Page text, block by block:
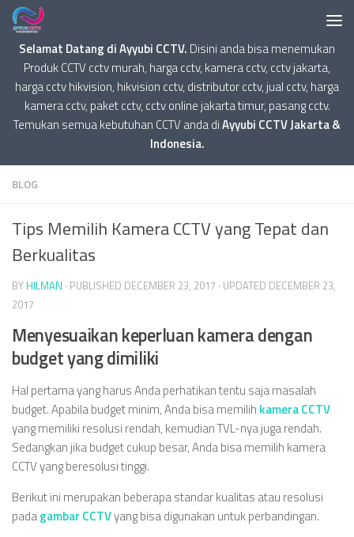
Selamat Datang di Ayyubi CCTV. Disini anda bisa menemukan
Produk CCTV cctv murah, harga cctv, kamera cctv, cctv jakarta,
harga cctv hikvision, hikvision cctv, distributor cctv, jual cctv, harga
kamera cctv, paket cctv, cctv online jakarta timur, pasang cctv.
Temukan semua kebutuhan CCTV anda diAyyubi CCTV Jakarta &
Indonesia.
BLOG
Tips Memilih Kamera CCTV yang Tepat dan
Berkualitas
BY HILMAN · PUBLISHED DECEMBER 23, 2017 · UPDATED DECEMBER 23,
2017
Menyesuaikan keperluan kamera dengan
budget yang dimiliki
Hal pertama yang harus Anda perhatikan tentu saja masalah
budget. Apabila budget minim, Anda bisa memilih kamera CCTV
yang memiliki resolusi rendah, kemudian TVL-nya juga rendah.
Sedangkan jika budget cukup besar, Anda bisa memilih kamera
CCTV yang beresolusi tinggi.
Berikut ini merupakan beberapa standar kualitas atau resolusi
padagambar CCTVyang bisa digunakan untuk perbandingan.